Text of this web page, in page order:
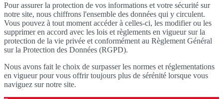
Pour assurer la protection de vos informations et votre sécurité sur
notre site, nous chiffrons l'ensemble des données qui y circulent.
Vous pouvez à tout moment accéder à celles-ci, les modifier ou les
supprimer en accord avec les lois et règlements en vigueur sur la
protection de la vie privée et conformément au Règlement Général
sur la Protection des Données (RGPD).
Nous avons fait le choix de surpasser les normes et réglementations
en vigueur pour vous offrir toujours plus de sérénité lorsque vous
naviguez sur notre site.